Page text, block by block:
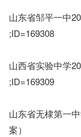
山东省邹平一中
;ID=169308
山西省实验中学
;ID=169309
山东省无棣第一
案）